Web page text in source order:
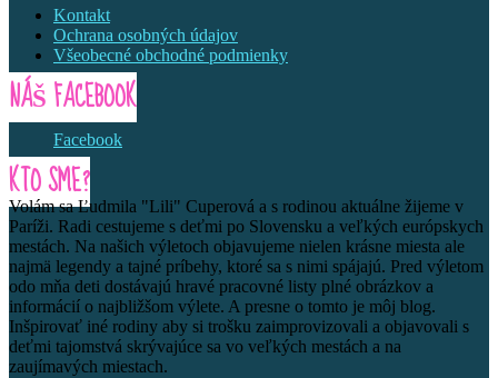
Kontakt
Ochrana osobných údajov
Všeobecné obchodné podmienky
NÁŠ FACEBOOK
Facebook
KTO SME?
Volám sa Ľudmila "Lili" Cuperová a s rodinou aktuálne žijeme v
Paríži. Radi cestujeme s deťmi po Slovensku a veľkých európskych
mestách. Na našich výletoch objavujeme nielen krásne miesta ale
najmä legendy a tajné príbehy, ktoré sa s nimi spájajú. Pred výletom
odo mňa deti dostávajú hravé pracovné listy plné obrázkov a
informácií o najbližšom výlete. A presne o tomto je môj blog.
Inšpirovať iné rodiny aby si trošku zaimprovizovali a objavovali s
deťmi tajomstvá skrývajúce sa vo veľkých mestách a na
zaujímavých miestach.